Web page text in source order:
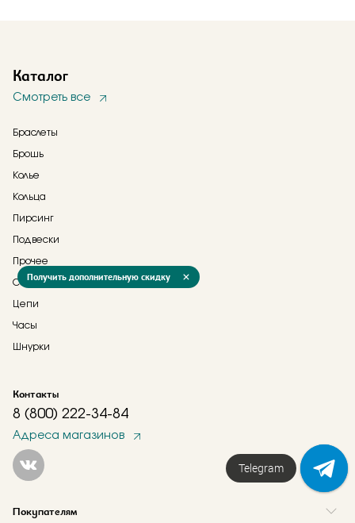
Каталог
Смотреть все
Браслеты
Брошь
Колье
Кольца
Пирсинг
Подвески
Прочее
Серьги
Цепи
Часы
Шнурки
Контакты
8 (800) 222-34-84
Адреса магазинов
Покупателям
Получить дополнительную скидку
Telegram